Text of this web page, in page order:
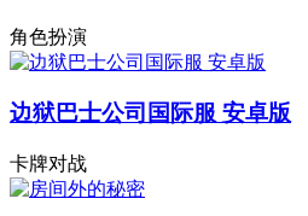
角色扮演
边狱巴士公司国际服 安卓版
卡牌对战